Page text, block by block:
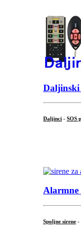
Daljinski
Daljinci - SOS
Alarmne
Spoljne sirene -